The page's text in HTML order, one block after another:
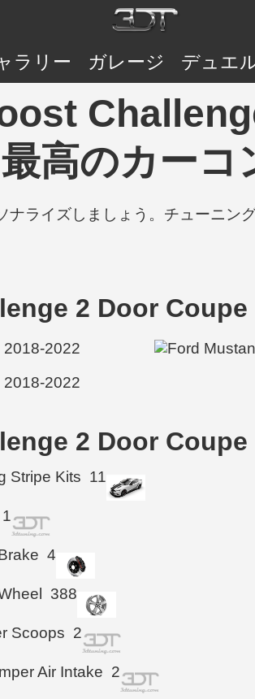
ラリー ガレージ デュエ
高のカーコ
ライズしましょう。チューニン
2 Door Coupe
2 Door Coupe
Stripe Kits 11
1
4
388
Scoops 2
Air Intake 2